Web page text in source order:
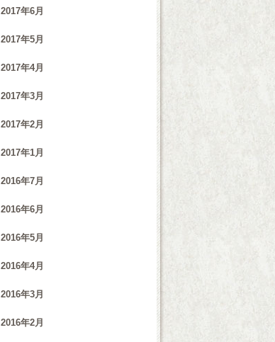
2017年6月
2017年5月
2017年4月
2017年3月
2017年2月
2017年1月
2016年7月
2016年6月
2016年5月
2016年4月
2016年3月
2016年2月